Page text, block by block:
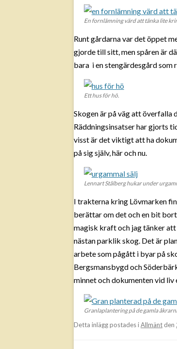
En fornlämning värd att tänka lite
Runt gårdarna var det öppet
gjorde till sitt, men spåren är
bara i en stengärdesgård som
Ett hus för hö.
Skogen är på väg att överfalla
Räddningsinsatser har gjorts
visst är det viktigt att ha
på sig själv, här och nu.
Lennart Stålberg hukar under
I trakterna kring Lövmarken
berättar om det och en bit
magisk kraft och jag tänker
nästan parklik skog. Det är
arbete som pågått i byar på
Bergsmansbygd och
minnet och dokumenten vid
Granlaplantering på de gamla
Detta inlägg postades iAllmänt den